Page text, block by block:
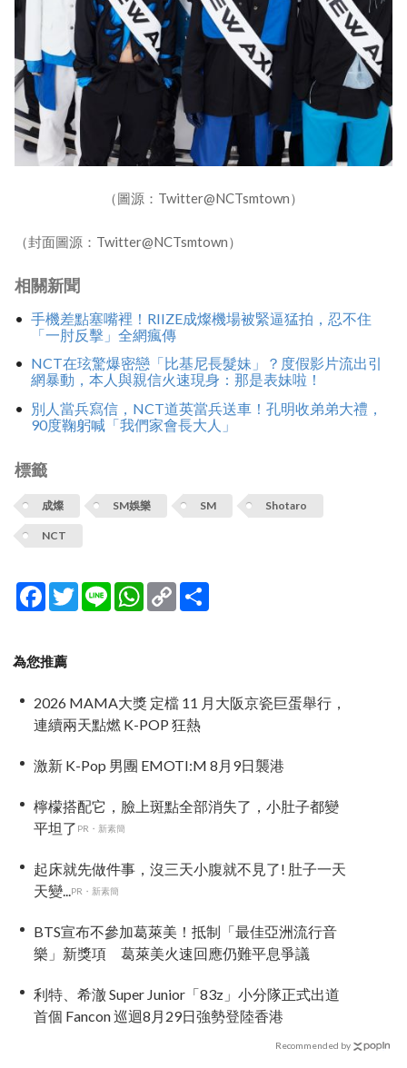
（圖源：Twitter@NCTsmtown）
（封面圖源：Twitter@NCTsmtown）
相關新聞
手機差點塞嘴裡！RIIZE成燦機場被緊逼猛拍，忍不住
「一肘反擊」全網瘋傳
NCT在玹驚爆密戀「比基尼長髮妹」？度假影片流出引
網暴動，本人與親信火速現身：那是表妹啦！
別人當兵寫信，NCT道英當兵送車！孔明收弟弟大禮，
90度鞠躬喊「我們家會長大人」
標籤
成燦 SM娛樂 SM Shotaro
NCT
Facebook
TwitterLine WhatsApp
Copy
Link
為您推薦
2026 MAMA大獎 定檔 11 月大阪京瓷巨蛋舉行，
連續兩天點燃 K-POP 狂熱
激新 K-Pop 男團 EMOTI:M 8月9日襲港
檸檬搭配它，臉上斑點全部消失了，小肚子都變
平坦了 PR・新素簡
起床就先做件事，沒三天小腹就不見了! 肚子一天
天變...PR・新素簡
BTS宣布不參加葛萊美！抵制「最佳亞洲流行音
樂」新獎項 葛萊美火速回應仍難平息爭議
利特、希澈 Super Junior「83z」小分隊正式出道
首個 Fancon 巡迴8月29日強勢登陸香港
Recommended by